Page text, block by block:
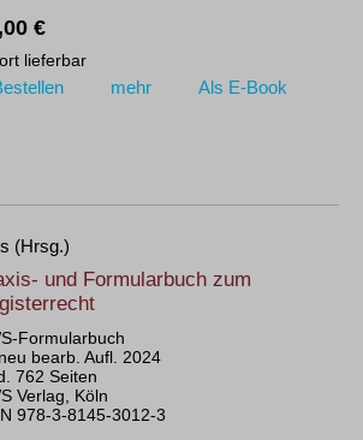
€
lieferbar
mehr Als E-Book
(Hrsg.)
und Formularbuch zum
Formularbuch
bearb. Aufl. 2024
762 Seiten
Verlag, Köln
978-3-8145-3012-3